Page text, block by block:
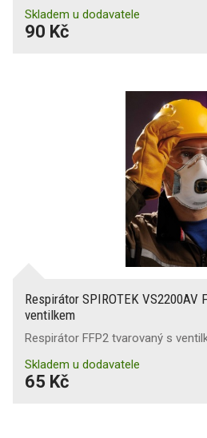
Skladem u dodavatele
90 Kč
Respirátor SPIROTEK VS2200AV
ventilkem
Respirátor FFP2 tvarovaný s
Skladem u dodavatele
65 Kč